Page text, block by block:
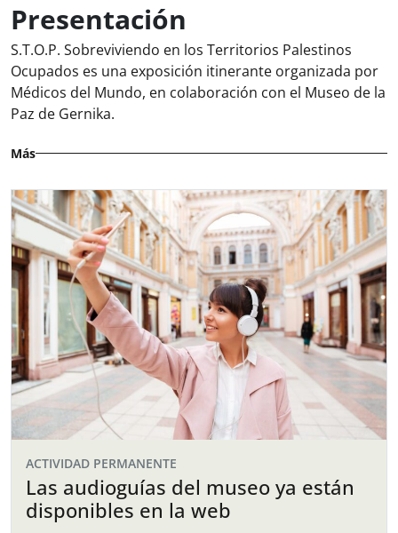
Presentación
S.T.O.P. Sobreviviendo en los Territorios Palestinos
Ocupados es una exposición itinerante organizada por
Médicos del Mundo, en colaboración con el Museo de la
Paz de Gernika.
Más
ACTIVIDAD PERMANENTE
Las audioguías del museo ya están
disponibles en la web